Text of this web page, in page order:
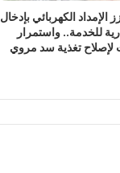
الإمداد الكهربائي بإدخال
للخدمة.. واستمرار
لإصلاح تغذية سد مروي